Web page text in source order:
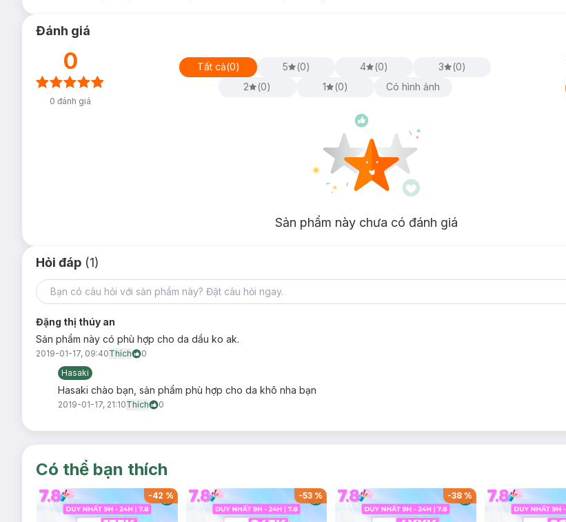
- Giúp hỗ trợ bảo vệ da trước tác hại của ánh nắng mặt trời.
Bảo quản:
Tránh ánh nắng trực tiếp.
Để nơi khô ráo, thoáng mát.
Thương hiệu:
Lưu ý: Tác dụng có thể khác nhau tuỳ cơ địa của người dùng
Đánh giá
0
0 đánh giá
Tất cả(0) 5 (0) 4 (0) 3 (0)
2
(0) 1 (0) Có hình ảnh
Sản phẩm này chưa có đánh giá
Hỏi đáp (1)
Đặng thị thúy an
Sản phẩm này có phù hợp cho da dầu ko ak.
2019-01-17, 09:40Thích
0
Hasaki
Hasaki chào bạn, sản phẩm phù hợp cho da khô nha bạn
2019-01-17, 21:10Thích 0
Có thể bạn thích
-42 % -53 % -38%